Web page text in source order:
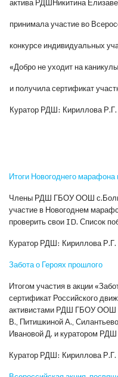
принимала участие во
конкурсе индивидуальных
«Добро не уходит на
и получила сертификат
Куратор РДШ: Кириллова Р.Г.
Итоги Новогоднего
Члены РДШ ГБОУ ООШ
участие в Новогоднем
проверить cвои ID. Список
Куратор РДШ: Кириллова Р.Г.
Забота о Героях прошлого
Итогом участия в акции
сертификат Российского
активистами РДШ ГБОУ ООШ
В., Питишкиной А.,
Ивановой Д. и куратором
Куратор РДШ: Кириллова Р.Г.